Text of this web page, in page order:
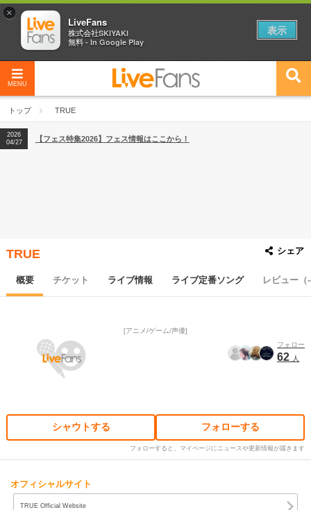
MENU
トップ TRUE
2026
04/27
2026
【ライブ動員ランキング】2026年上半期編発表！
2026
04/27
【フェス特集2026】フェス情報はここから！
TRUE シェア
概要 チケット ライブ情報 ライブ定番ソング レビュー（
アニメ/ゲーム/声優
フォロー
62 人
シャウトする フォローする
フォローすると、マイページにニュースや更新情報が届きます
オフィシャルサイト
TRUE Official Website
×
LiveFans
株式会社SKIYAKI
無料 - In Google Play
表示